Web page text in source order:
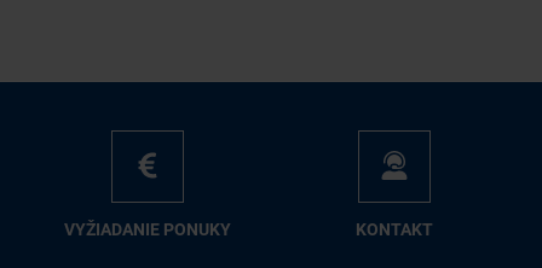
VY­ŽIA­DA­NIE PO­NU­KY KON­TAKT